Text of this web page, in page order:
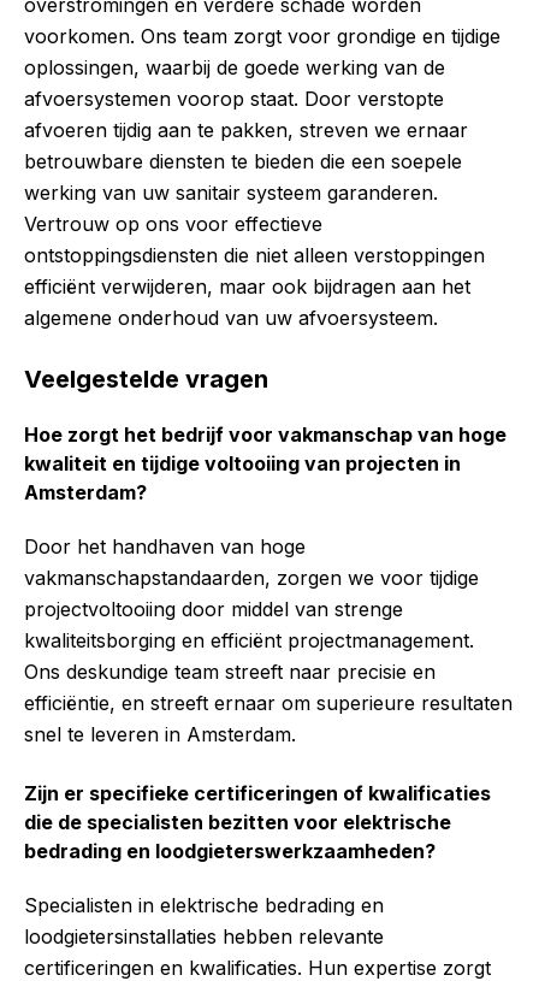
voorkomen. Ons team zorgt voor grondige en tijdige
oplossingen, waarbij de goede werking van de
afvoersystemen voorop staat. Door verstopte
afvoeren tijdig aan te pakken, streven we ernaar
betrouwbare diensten te bieden die een soepele
werking van uw sanitair systeem garanderen.
Vertrouw op ons voor effectieve
ontstoppingsdiensten die niet alleen verstoppingen
efficiënt verwijderen, maar ook bijdragen aan het
algemene onderhoud van uw afvoersysteem.
Veelgestelde vragen
Hoe zorgt het bedrijf voor vakmanschap van hoge
kwaliteit en tijdige voltooiing van projecten in
Amsterdam?
Door het handhaven van hoge
vakmanschapstandaarden, zorgen we voor tijdige
projectvoltooiing door middel van strenge
kwaliteitsborging en efficiënt projectmanagement.
Ons deskundige team streeft naar precisie en
efficiëntie, en streeft ernaar om superieure resultaten
snel te leveren in Amsterdam.
Zijn er specifieke certificeringen of kwalificaties
die de specialisten bezitten voor elektrische
bedrading en loodgieterswerkzaamheden?
Specialisten in elektrische bedrading en
loodgietersinstallaties hebben relevante
certificeringen en kwalificaties. Hun expertise zorgt